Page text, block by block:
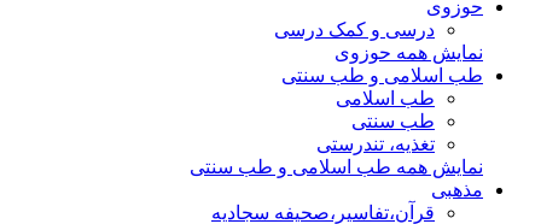
حوزوی
درسی و کمک درسی
نمایش همه حوزوی
طب اسلامی و طب سنتی
طب اسلامی
طب سنتی
تغذیه، تندرستی
نمایش همه طب اسلامی و طب سنتی
مذهبی
قرآن،تفاسیر،صحیفه سجادیه